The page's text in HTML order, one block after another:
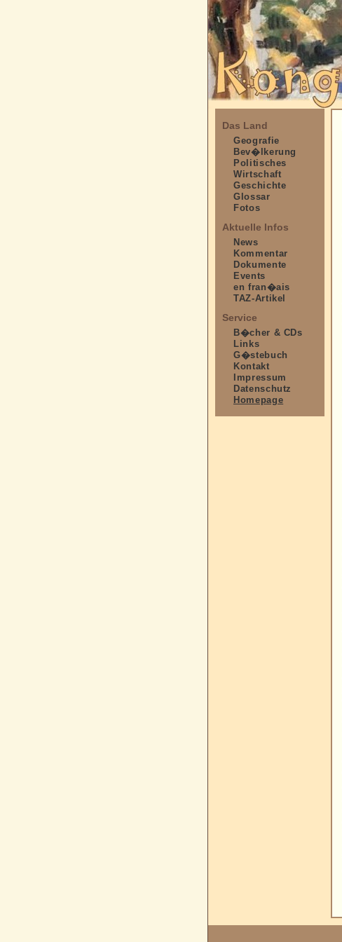
Das Land
Geografie
Bev�lkerung
Politisches
Wirtschaft
Geschichte
Glossar
Fotos
Aktuelle Infos
News
Kommentar
Dokumente
Events
en fran�ais
TAZ-Artikel
Service
B�cher & CDs
Links
G�stebuch
Kontakt
Impressum
Datenschutz
Homepage